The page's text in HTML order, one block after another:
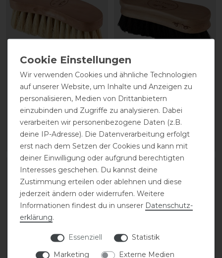
HV Polo Dandy Bürste
mittel HVPNatural
20,50 € *
ARTIKEL MERKEN
HV Polo Kopfbürste
HVPNatural
10,50 € *
ARTIKEL MERKEN
Wir verwenden Cookies und ähnliche Technologien
auf unserer Website, um Inhalte und Anzeigen zu
personalisieren, Medien von Drittanbietern
einzubinden und Zugriffe zu analysieren. Dabei
verarbeiten wir personenbezogene Daten (z.B.
deine IP-Adresse). Die Datenverarbeitung erfolgt
erst nach dem Setzen der Cookies und kann mit
deiner Einwilligung oder aufgrund berechtigten
Interesses geschehen. Du kannst deine
Zustimmung erteilen oder ablehnen und diese
jederzeit ändern oder widerrufen. Weitere
Informationen findest du in unserer Daten­schutz­
erklärung.
Essenziell
Statistik
Marketing
Externe Medien